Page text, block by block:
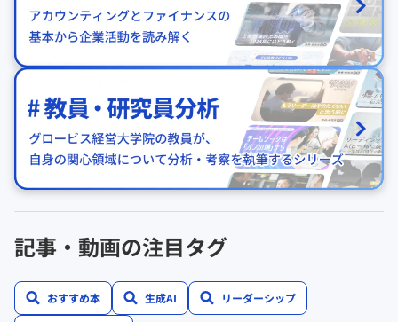
記事・動画の注目タグ
おすすめ本 生成AI リーダーシップ